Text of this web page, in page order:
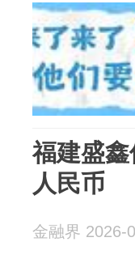
福建盛
人民币
金融界 2026-